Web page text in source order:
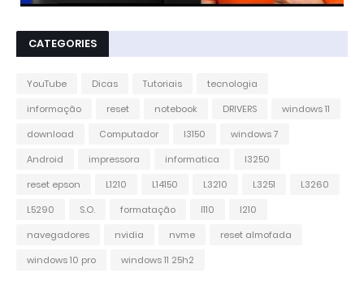
CATEGORIES
YouTube Dicas Tutoriais
tecnologia
informação
reset notebook DRIVERS
windows 11
download
Computador l3150
windows 7
Android
impressora informatica
l3250
reset epson
L1210 L14150 L3210 L3251
L3260
L5290
S.O. formatação l110
l210
navegadores
nvidia nvme
reset almofada
windows 10 pro
windows 11 25h2